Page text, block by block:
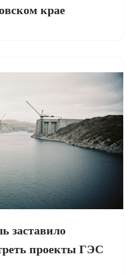
крае
заставило
проекты ГЭС